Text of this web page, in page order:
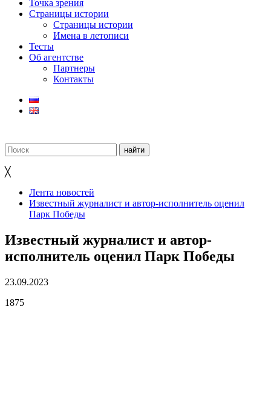
Точка зрения
Страницы истории
Страницы истории
Имена в летописи
Тесты
Об агентстве
Партнеры
Контакты
╳
Лента новостей
Известный журналист и автор-исполнитель оценил
Парк Победы
Известный журналист и автор-
исполнитель оценил Парк Победы
23.09.2023
1875